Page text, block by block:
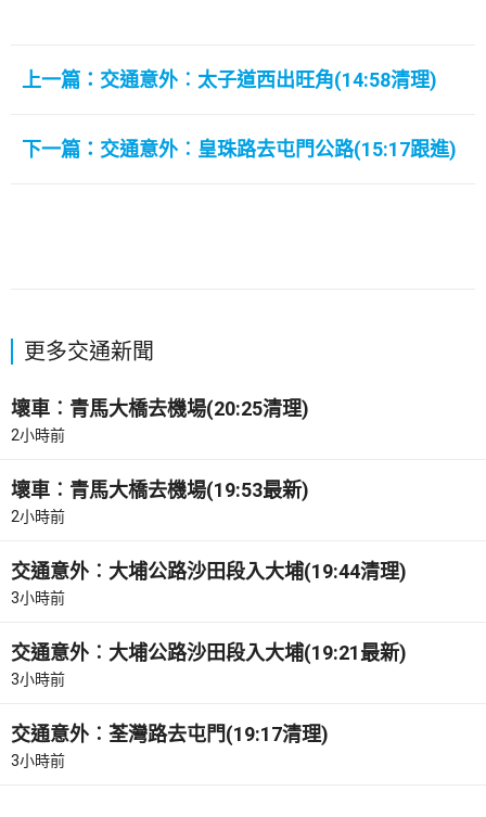
上一篇：交通意外︰太子道西出旺角(14:58清理)
下一篇：交通意外︰皇珠路去屯門公路(15:17跟進)
更多交通新聞
壞車︰青馬大橋去機場(20:25清理)
2小時前
壞車︰青馬大橋去機場(19:53最新)
2小時前
交通意外︰大埔公路沙田段入大埔(19:44清理)
3小時前
交通意外︰大埔公路沙田段入大埔(19:21最新)
3小時前
交通意外︰荃灣路去屯門(19:17清理)
3小時前